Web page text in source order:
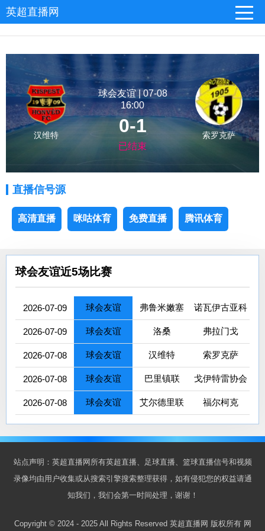
英超直播网
汉维特
球会友谊 | 07-08
16:00
0-1
已结束
索罗克萨
直播信号源
高清直播 咪咕体育 免费直播 腾讯体育
球会友谊近5场比赛
2026-07-09 球会友谊 弗鲁米嫩塞 诺瓦伊古亚科
2026-07-09 球会友谊 洛桑 弗拉门戈
2026-07-08 球会友谊 汉维特 索罗克萨
2026-07-08 球会友谊 巴里镇联 戈伊特雷协会
2026-07-08 球会友谊 艾尔德里联 福尔柯克
站点声明：英超直播网所有英超直播、足球直播、篮球直播信号和视频
录像均由用户收集或从搜索引擎搜索整理获得，如有侵犯您的权益请通
知我们，我们会第一时间处理，谢谢！
Copyright © 2024 - 2025 All Rights Reserved 英超直播网 版权所有 网